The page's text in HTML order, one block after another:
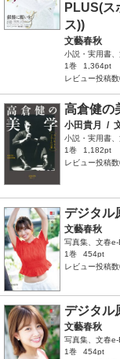
PLUS(ス
ス))
文藝春秋
小説・実用書
1巻
1,364pt
レビュー投稿
高倉健の
小田貴月 /
小説・実用書
1巻
1,182pt
レビュー投稿
デジタル
文藝春秋
写真集、文春
1巻
454pt
レビュー投稿
デジタル
文藝春秋
写真集、文春
1巻
454pt